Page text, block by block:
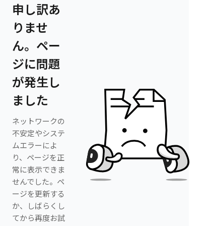
申し訳あ
りませ
ん。ペー
ジに問題
が発生し
ました
ネットワークの
不安定やシステ
ムエラーによ
り、ページを正
常に表示できま
せんでした。ペ
ージを更新する
か、しばらくし
てから再度お試